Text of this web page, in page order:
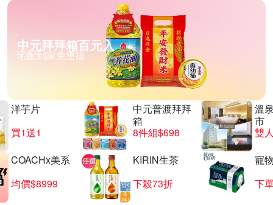
中元拜拜箱百元入
宅配到家免重提
洋芋片
買1送1
中元普渡拜拜
箱
8件組$698
溫
市
COACHx美系
均價$8999
KIRIN生茶
下殺73折
寵
下